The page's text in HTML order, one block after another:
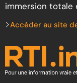
immersion totale
Accéder au site